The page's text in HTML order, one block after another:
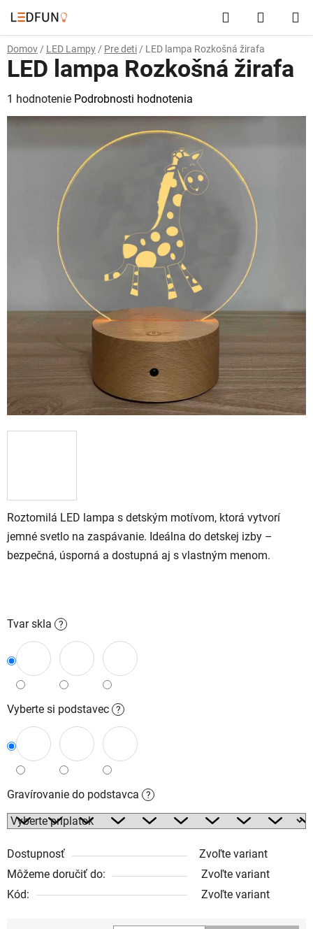
na
obsah
Hľadať
KOŠÍK
Domov / LED Lampy / Pre deti / LED lampa Rozkošná žirafa
Roztomilá LED lampa s detským motívom, ktorá vytvorí
jemné svetlo na zaspávanie. Ideálna do detskej izby –
bezpečná, úsporná a dostupná aj s vlastným menom.
Tvar skla ?
Vyberte si podstavec ?
Gravírovanie do podstavca ?
Dostupnosť
Zvoľte variant
Môžeme doručiť do:
Zvoľte variant
Kód:
Zvoľte variant
LED lampa Rozkošná žirafa
Priemerné
hodnotenie
hviezdičiek.
1 hodnotenie Podrobnosti hodnotenia